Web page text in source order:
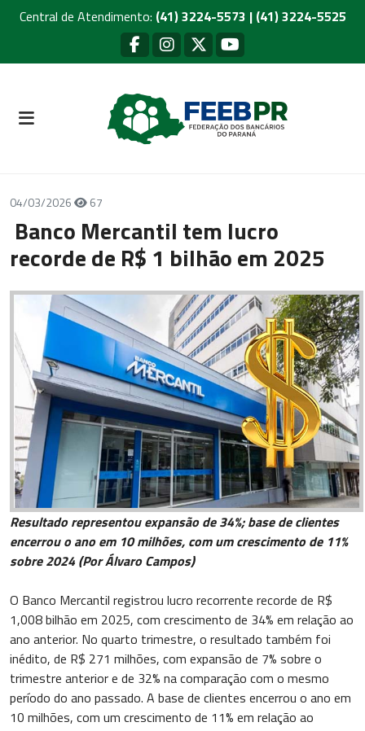
Central de Atendimento: (41) 3224-5573 | (41) 3224-5525
04/03/2026 67
Banco Mercantil tem lucro
recorde de R$ 1 bilhão em 2025
Resultado representou expansão de 34%; base de clientes
encerrou o ano em 10 milhões, com um crescimento de 11%
sobre 2024 (Por Álvaro Campos)
O Banco Mercantil registrou lucro recorrente recorde de R$
1,008 bilhão em 2025, com crescimento de 34% em relação ao
ano anterior. No quarto trimestre, o resultado também foi
inédito, de R$ 271 milhões, com expansão de 7% sobre o
trimestre anterior e de 32% na comparação com o mesmo
período do ano passado. A base de clientes encerrou o ano em
10 milhões, com um crescimento de 11% em relação ao